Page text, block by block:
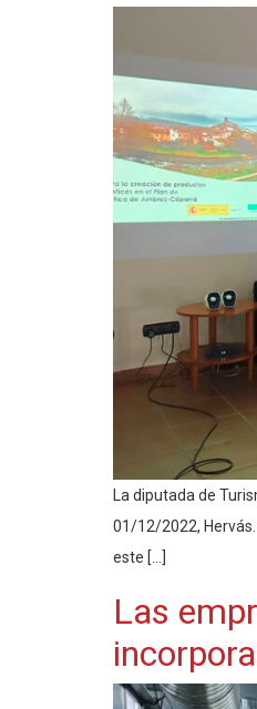
La diputada de
01/12/2022,
este […]
Las